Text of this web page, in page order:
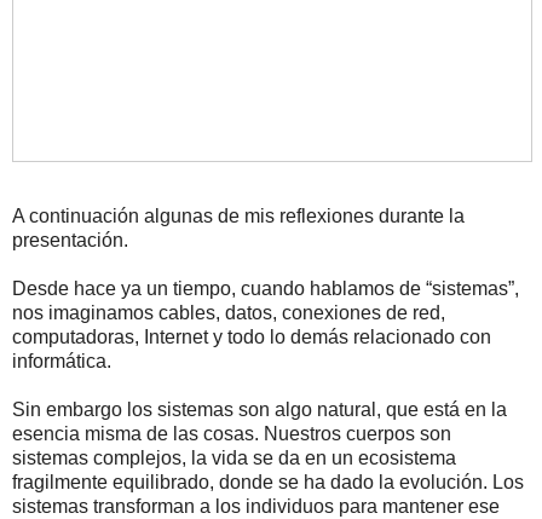
A continuación algunas de mis reflexiones durante la
presentación.
Desde hace ya un tiempo, cuando hablamos de “sistemas”,
nos imaginamos cables, datos, conexiones de red,
computadoras, Internet y todo lo demás relacionado con
informática.
Sin embargo los sistemas son algo natural, que está en la
esencia misma de las cosas. Nuestros cuerpos son
sistemas complejos, la vida se da en un ecosistema
fragilmente equilibrado, donde se ha dado la evolución. Los
sistemas transforman a los individuos para mantener ese